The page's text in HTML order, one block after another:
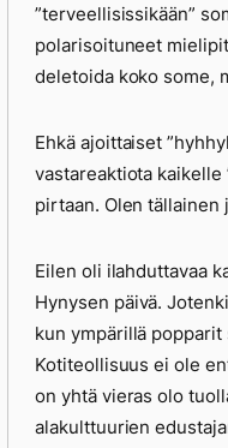
”terveellisissikään”
polarisoituneet
deletoida koko some,
Ehkä ajoittaiset
vastareaktiota kaikelle
pirtaan. Olen tällainen
Eilen oli ilahduttavaa
Hynysen päivä.
kun ympärillä
Kotiteollisuus ei ole
on yhtä vieras olo
alakulttuurien